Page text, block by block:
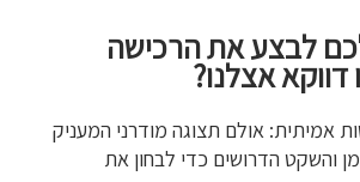
לבצע את הרכישה
אצלנו?
אמיתית: אולם תצוגה מודרני המעניק
והשקט הדרושים כדי לבחון את